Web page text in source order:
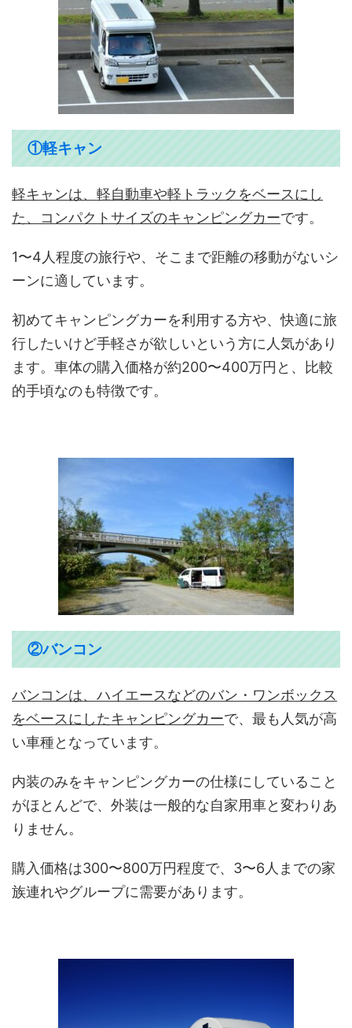
①軽キャン
軽キャンは、軽自動車や軽トラックをベースにし
た、コンパクトサイズのキャンピングカーです。
1〜4人程度の旅行や、そこまで距離の移動がないシ
ーンに適しています。
初めてキャンピングカーを利用する方や、快適に旅
行したいけど手軽さが欲しいという方に人気があり
ます。車体の購入価格が約200〜400万円と、比較
的手頃なのも特徴です。
②バンコン
バンコンは、ハイエースなどのバン・ワンボックス
をベースにしたキャンピングカーで、最も人気が高
い車種となっています。
内装のみをキャンピングカーの仕様にしていること
がほとんどで、外装は一般的な自家用車と変わりあ
りません。
購入価格は300〜800万円程度で、3〜6人までの家
族連れやグループに需要があります。